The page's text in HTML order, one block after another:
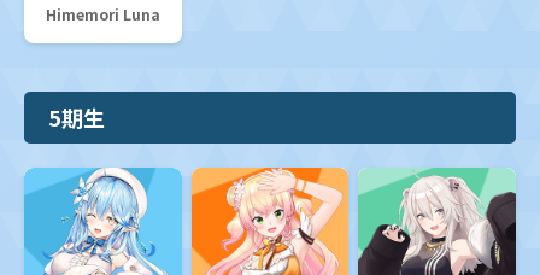
Himemori Luna
5期生